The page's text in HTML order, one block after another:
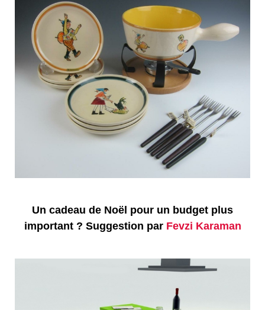
Un cadeau de Noël pour un budget plus
important ? Suggestion par Fevzi Karaman